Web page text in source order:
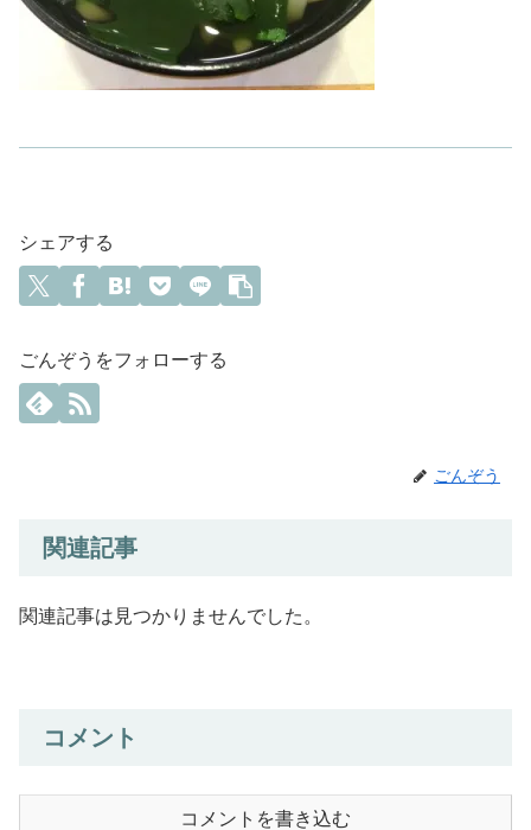
シェアする
ごんぞうをフォローする
ごんぞう
関連記事
関連記事は見つかりませんでした。
コメント
コメントを書き込む